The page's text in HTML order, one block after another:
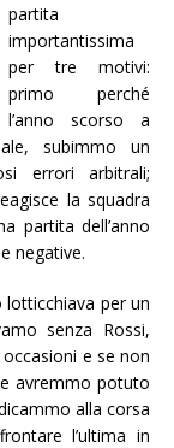
partita
importantissima
per tre motivi:
primo perché
l’anno scorso a
subimmo un
errori arbitrali;
la squadra
partita dell’anno
negative.
lotticchiava per un
senza Rossi,
e se non
avremmo potuto
alla corsa
l’ultima in